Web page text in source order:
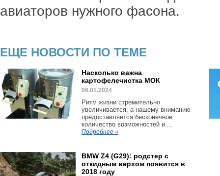
авиаторов нужного фасона.
ЕЩЕ НОВОСТИ ПО ТЕМЕ
Насколько важна
картофелечистка МОК
06.01.2024
Ритм жизни стремительно
увеличивается, а нашему вниманию
предоставляется бесконечное
количество возможностей и ...
Подробнее »
BMW Z4 (G29): родстер с
откидным верхом появится в
2018 году